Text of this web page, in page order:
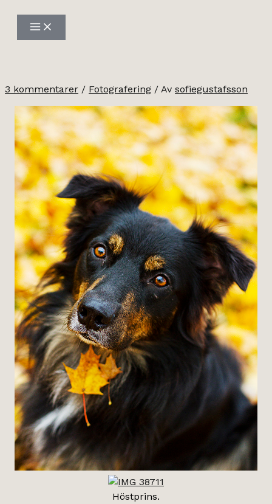
innehåll
3 kommentarer / Fotografering / Av sofiegustafsson
Höstprins.